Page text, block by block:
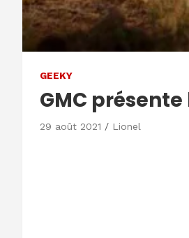
GEEKY
GMC
29 août 2021 Lionel